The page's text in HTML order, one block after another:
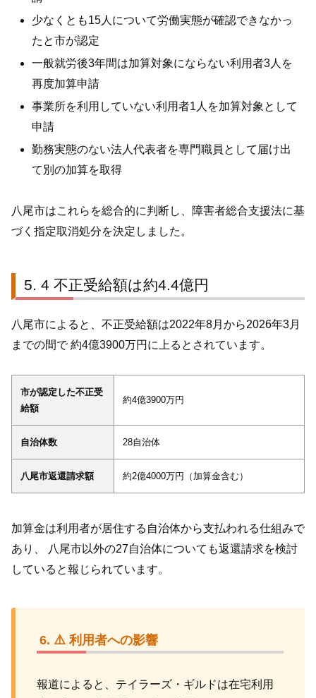
少なくとも15人について労働実態が確認できなかっ
たと市が認定
一般就労後3年間は加算対象にならない利用者3人を
再度加算申請
事業所を利用していない利用者1人を加算対象として
申請
勤務実態のない法人代表者を専門職員として届け出
て別の加算を取得
八尾市はこれらを総合的に判断し、障害者総合支援法に基
づく指定取消処分を決定しました。
4 不正受給額は約4.4億円
八尾市によると、不正受給額は2022年8月から2026年3月
までの間で 約4億3900万円に上るとされています。
市が認定した不正受
給額
約4億3900万円
自治体数 28自治体
八尾市返還請求額 約2億4000万円（加算金含む）
加算金は利用者が居住する自治体から支払われる仕組みで
あり、 八尾市以外の27自治体についても返還請求を検討
していると報じられています。
⚠️ 利用者への影響
報道によると、テイラーズ・ギルドは在宅利用